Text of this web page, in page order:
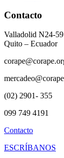
Contacto
Valladolid N24-
Quito – Ecuador
(02) 2901- 355
099 749 4191
Contacto
ESCRÍBANOS